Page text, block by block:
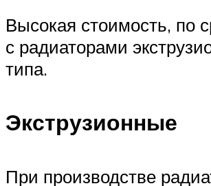
Высокая стоимость, по
с радиаторами
типа.
Экструзионные
При производстве